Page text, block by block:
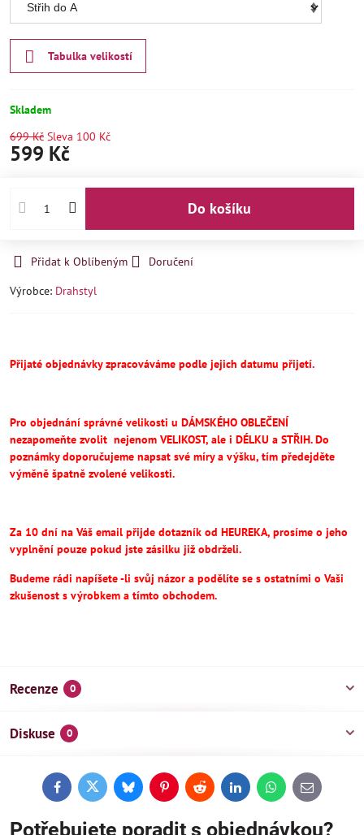
Tabulka velikostí
Skladem
699 Kč Sleva 100 Kč
599 Kč
Do košíku
Přidat k Oblíbeným
Doručení
Výrobce: Drahstyl
Přijaté objednávky zpracováváme podle jejich datumu přijetí.
Pro objednání správné velikosti u DÁMSKÉHO OBLEČENÍ
nezapomeňte zvolit nejenom VELIKOST, ale i DÉLKU a STŘIH.Do
poznámky doporučujeme napsat své míry a výšku, tím předejděte
výměně špatně zvolené velikosti.
Za 10 dní na Váš email přijde dotazník od HEUREKA, prosíme o jeho
vyplnění pouze pokud jste zásilku již obdrželi.
Budeme rádi napíšete -li svůj názor a podělíte se s ostatními o Vaši
zkušenost s výrobkem a tímto obchodem.
Recenze 0
Diskuse 0
FacebookTwitterBlueskyPinterestReddit LinkedInWhatsApp
E-
mail
Potřebujete poradit s objednávkou?